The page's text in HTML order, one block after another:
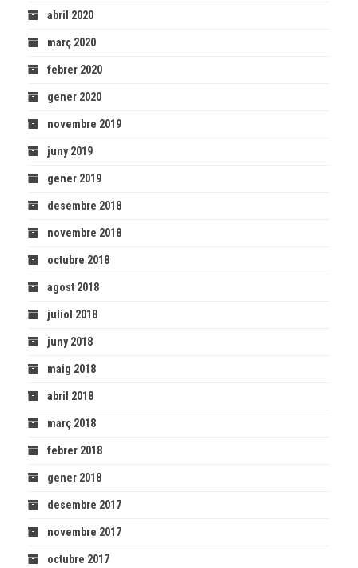
abril 2020
març 2020
febrer 2020
gener 2020
novembre 2019
juny 2019
gener 2019
desembre 2018
novembre 2018
octubre 2018
agost 2018
juliol 2018
juny 2018
maig 2018
abril 2018
març 2018
febrer 2018
gener 2018
desembre 2017
novembre 2017
octubre 2017